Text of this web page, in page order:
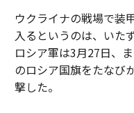
ウクライナの戦場で装
入るというのは、いた
ロシア軍は3月27日、
のロシア国旗をたなび
撃した。